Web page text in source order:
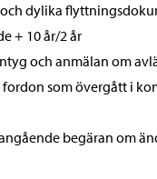
dylika
+ 10 år/2 år
och anmälan om
som övergått i
begäran om